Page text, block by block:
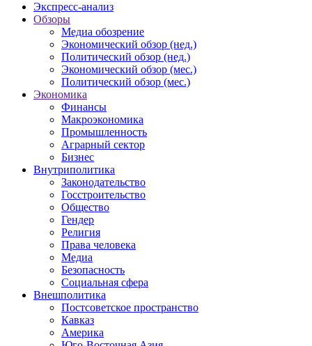
Экспресс-анализ
Обзоры
Медиа обозрение
Экономический обзор (нед.)
Политический обзор (нед.)
Экономический обзор (мес.)
Политический обзор (мес.)
Экономика
Финансы
Макроэкономика
Промышленность
Аграрный сектор
Бизнес
Внутриполитика
Законодательство
Госстроительство
Общество
Гендер
Религия
Права человека
Медиа
Безопасность
Социальная сфера
Внешполитика
Постсоветское пространство
Кавказ
Америка